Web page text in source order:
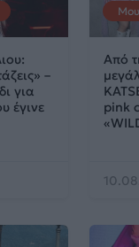
–
για
έγινε
Από
pink